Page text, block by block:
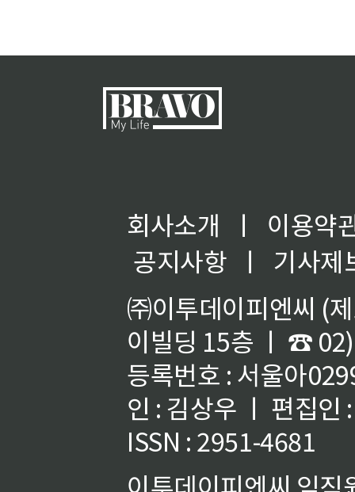
회사소개 ㅣ
이용약
공지사항
ㅣ
기사제
㈜이투데이피엔씨 (
이빌딩 15층 ㅣ ☎
등록번호 : 서울아
인 : 김상우 ㅣ 편집인
ISSN : 2951-4681